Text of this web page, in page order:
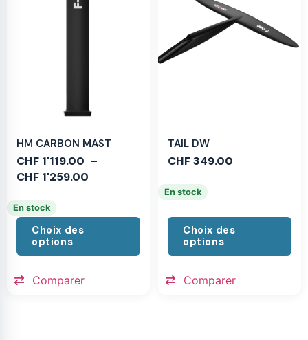
HM CARBON MAST
CHF 1'119.00 –
CHF 1'259.00
En stock
Choix des
options
Comparer
TAIL DW
CHF349.00
En stock
Choix des
options
Comparer